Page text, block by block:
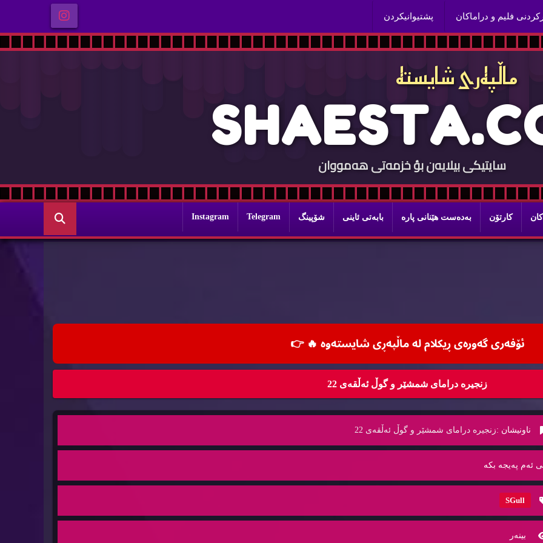
فلیم و دراماكان پشتیوانیكردن
ماڵپه‌ری شایسته‌
SHAESTA.C
سایتيكی بيلایه‌ن بؤ خزمه‌تی هه‌مووان
كارتۆن به‌ده‌ست هێنانی پاره‌ بابه‌تی ئاینی شۆپینگ Telegram
Instagram
ئۆفه‌ری گه‌وره‌ی ڕیكلام له‌ ماڵپه‌ڕی شایسته‌وه‌ 🔥👉
زنجیره‌ درامای شمشێر و گوڵ ئه‌ڵقه‌ی 22
ناونیشان :زنجیره‌ درامای شمشێر و گوڵ ئه‌ڵقه‌ی 22
ئه‌م په‌یجه‌ بكه‌
SGull
بینه‌ر